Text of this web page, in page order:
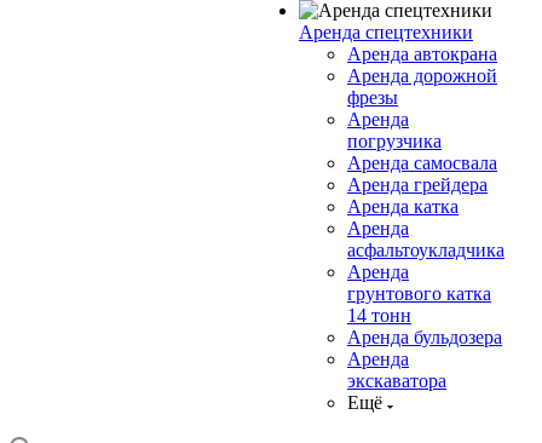
Аренда спецтехники
Аренда автокрана
Аренда дорожной
фрезы
Аренда
погрузчика
Аренда самосвала
Аренда грейдера
Аренда катка
Аренда
асфальтоукладчика
Аренда
грунтового катка
14 тонн
Аренда бульдозера
Аренда
экскаватора
Ещё